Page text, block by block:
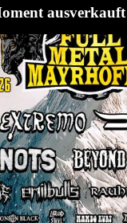
ausverkauft